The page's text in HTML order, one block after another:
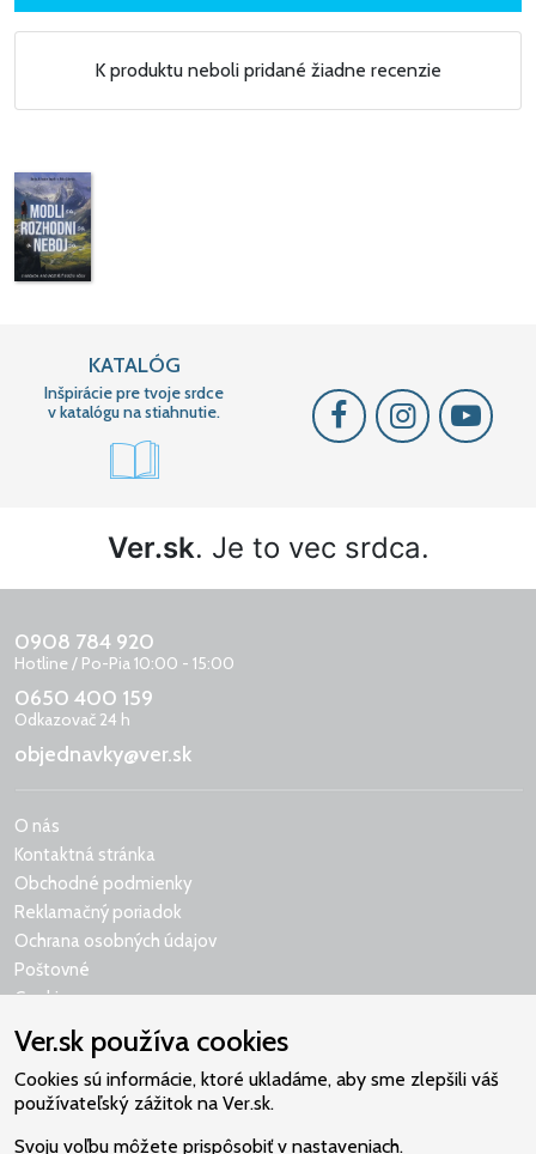
K produktu neboli pridané žiadne recenzie
KATALÓG
Inšpirácie pre tvoje srdce
v katalógu na stiahnutie.
Ver.sk. Je to vec srdca.
0908 784 920
Hotline / Po-Pia 10:00 - 15:00
0650 400 159
Odkazovač 24 h
objednavky@ver.sk
O nás
Kontaktná stránka
Obchodné podmienky
Reklamačný poriadok
Ochrana osobných údajov
Poštovné
Cookies
Ver.sk používa cookies
Cookies sú informácie, ktoré ukladáme, aby sme zlepšili váš
používateľský zážitok na Ver.sk.
Svoju voľbu môžete prispôsobiť v nastaveniach.